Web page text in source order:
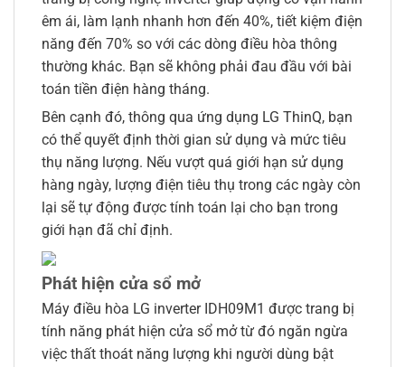
êm ái, làm lạnh nhanh hơn đến 40%, tiết kiệm điện
năng đến 70% so với các dòng điều hòa thông
thường khác. Bạn sẽ không phải đau đầu với bài
toán tiền điện hàng tháng.
Bên cạnh đó, thông qua ứng dụng LG ThinQ, bạn
có thể quyết định thời gian sử dụng và mức tiêu
thụ năng lượng. Nếu vượt quá giới hạn sử dụng
hàng ngày, lượng điện tiêu thụ trong các ngày còn
lại sẽ tự động được tính toán lại cho bạn trong
giới hạn đã chỉ định.
Phát hiện cửa sổ mở
Máy điều hòa LG inverter IDH09M1 được trang bị
tính năng phát hiện cửa sổ mở từ đó ngăn ngừa
việc thất thoát năng lượng khi người dùng bật